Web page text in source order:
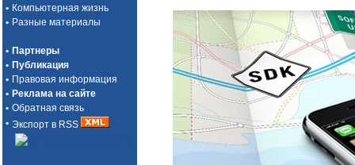
• Компьютерная жизнь
• Разные материалы
• Партнеры
• Публикация
• Правовая информация
• Реклама на сайте
• Обратная связь
• Экспорт в RSS